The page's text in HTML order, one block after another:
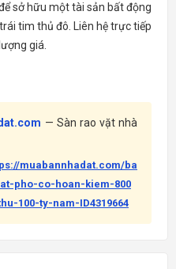
sở hữu một tài sản bất động
tim thủ đô. Liên hệ trực tiếp
giá.
— Sàn rao vặt nhà
muabannhadat.com/ba
pho-co-hoan-kiem-800
100-ty-nam-ID4319664